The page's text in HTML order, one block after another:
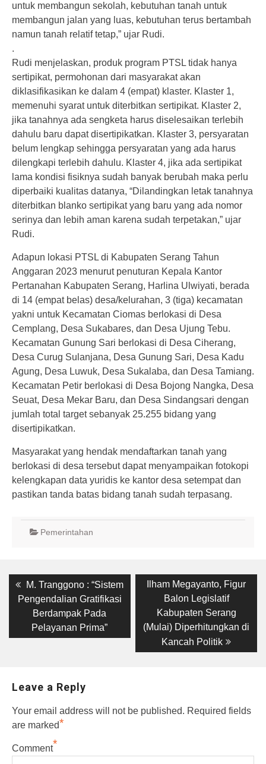
untuk membangun sekolah, kebutuhan tanah untuk
membangun jalan yang luas, kebutuhan terus bertambah
namun tanah relatif tetap,” ujar Rudi.
.
Rudi menjelaskan, produk program PTSL tidak hanya
sertipikat, permohonan dari masyarakat akan
diklasifikasikan ke dalam 4 (empat) klaster. Klaster 1,
memenuhi syarat untuk diterbitkan sertipikat. Klaster 2,
jika tanahnya ada sengketa harus diselesaikan terlebih
dahulu baru dapat disertipikatkan. Klaster 3, persyaratan
belum lengkap sehingga persyaratan yang ada harus
dilengkapi terlebih dahulu. Klaster 4, jika ada sertipikat
lama kondisi fisiknya sudah banyak berubah maka perlu
diperbaiki kualitas datanya, “Dilandingkan letak tanahnya
diterbitkan blanko sertipikat yang baru yang ada nomor
serinya dan lebih aman karena sudah terpetakan,” ujar
Rudi.
Adapun lokasi PTSL di Kabupaten Serang Tahun
Anggaran 2023 menurut penuturan Kepala Kantor
Pertanahan Kabupaten Serang, Harlina Ulwiyati, berada
di 14 (empat belas) desa/kelurahan, 3 (tiga) kecamatan
yakni untuk Kecamatan Ciomas berlokasi di Desa
Cemplang, Desa Sukabares, dan Desa Ujung Tebu.
Kecamatan Gunung Sari berlokasi di Desa Ciherang,
Desa Curug Sulanjana, Desa Gunung Sari, Desa Kadu
Agung, Desa Luwuk, Desa Sukalaba, dan Desa Tamiang.
Kecamatan Petir berlokasi di Desa Bojong Nangka, Desa
Seuat, Desa Mekar Baru, dan Desa Sindangsari dengan
jumlah total target sebanyak 25.255 bidang yang
disertipikatkan.
Masyarakat yang hendak mendaftarkan tanah yang
berlokasi di desa tersebut dapat menyampaikan fotokopi
kelengkapan data yuridis ke kantor desa setempat dan
pastikan tanda batas bidang tanah sudah terpasang.
Pemerintahan
Post
navigation
Previous
post:
M. Tranggono : “Sistem
Pengendalian Gratifikasi
Berdampak Pada
Pelayanan Prima”
Next
post:
Ilham Megayanto, Figur
Balon Legislatif
Kabupaten Serang
(Mulai) Diperhitungkan di
Kancah Politik
Leave a Reply
Your email address will not be published. Required fields
are marked*
Comment*